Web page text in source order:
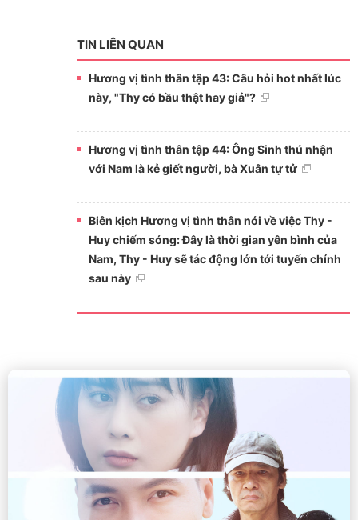
TIN LIÊN QUAN
Hương vị tình thân tập 43: Câu hỏi hot nhất lúc
này, "Thy có bầu thật hay giả"?
Hương vị tình thân tập 44: Ông Sinh thú nhận
với Nam là kẻ giết người, bà Xuân tự tử
Biên kịch Hương vị tình thân nói về việc Thy -
Huy chiếm sóng: Đây là thời gian yên bình của
Nam, Thy - Huy sẽ tác động lớn tới tuyến chính
sau này